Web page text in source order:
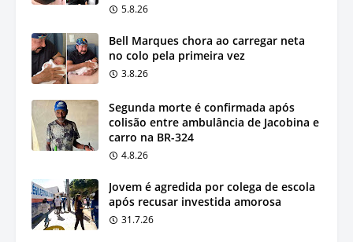
5.8.26
Bell Marques chora ao carregar neta
no colo pela primeira vez
3.8.26
Segunda morte é confirmada após
colisão entre ambulância de Jacobina e
carro na BR-324
4.8.26
Jovem é agredida por colega de escola
após recusar investida amorosa
31.7.26